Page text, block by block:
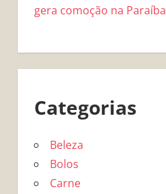
gera comoção na Paraíba
Categorias
Beleza
Bolos
Carne